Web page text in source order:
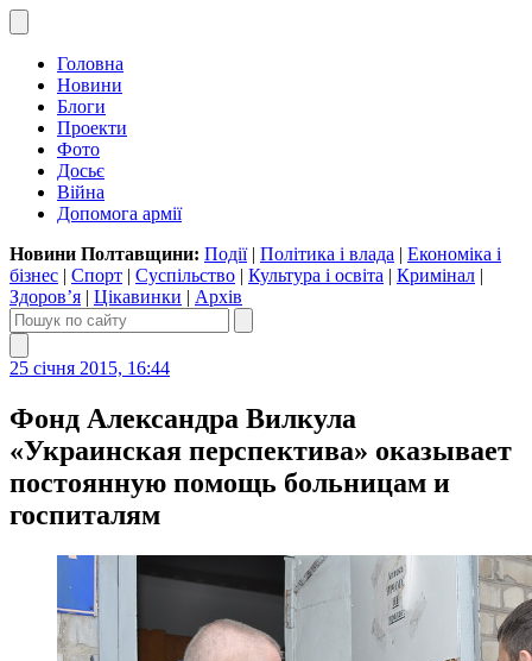
Головна
Новини
Блоги
Проекти
Фото
Досьє
Війна
Допомога армії
Новини Полтавщини: Події| Політика і влада | Економіка і
бізнес | Спорт | Суспільство | Культура і освіта | Кримінал |
Здоров’я | Цікавинки | Архів
25 січня 2015, 16:44
Фонд Александра Вилкула
«Украинская перспектива» оказывает
постоянную помощь больницам и
госпиталям